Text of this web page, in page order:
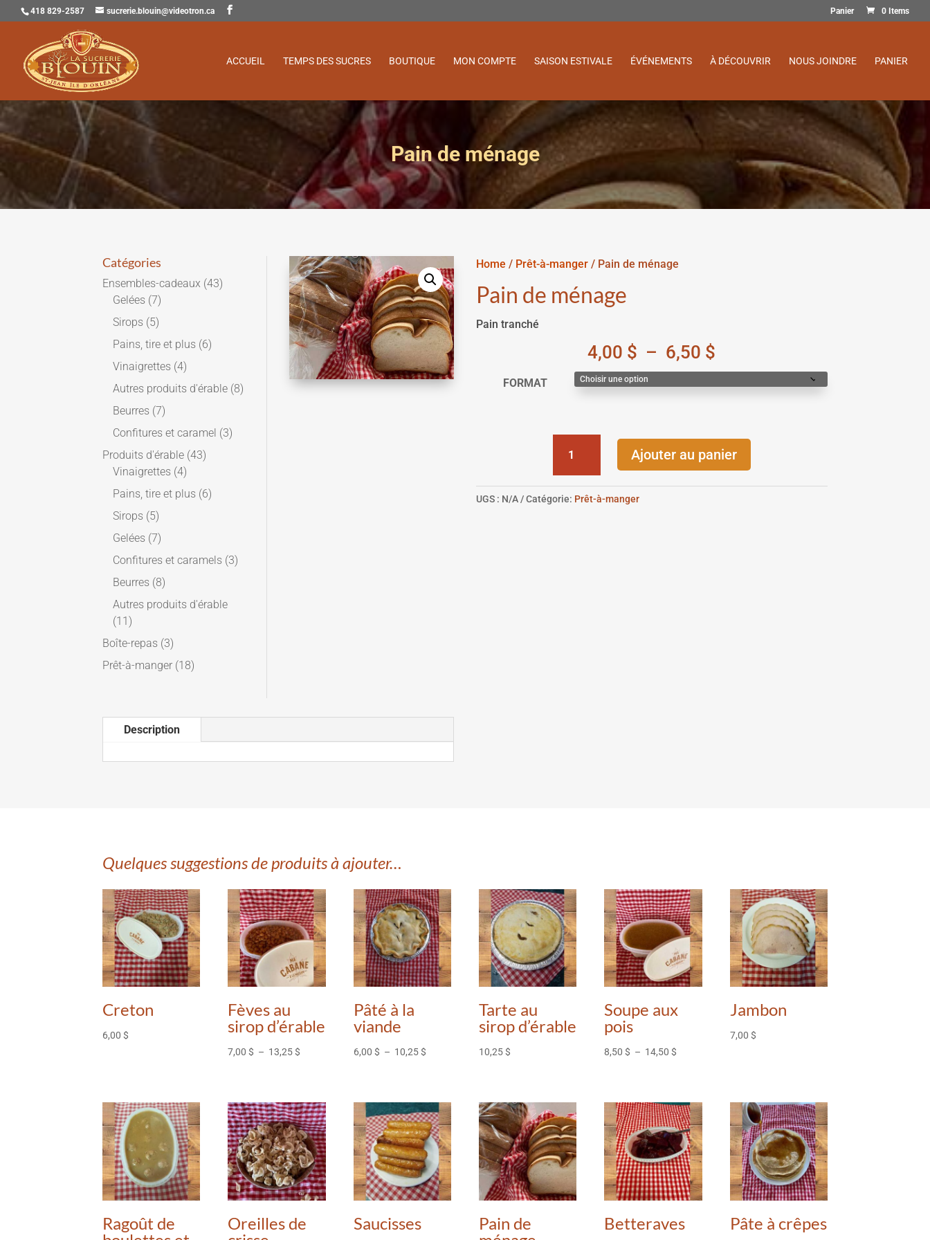
418 829-2587 sucrerie.blouin@videotron.ca Panier 0 Items
ACCUEIL TEMPS DES SUCRES BOUTIQUE MON COMPTE SAISON ESTIVALE ÉVÉNEMENTS À DÉCOUVRIR NOUS JOINDRE PANIER
Pain de ménage
Catégories
Ensembles-cadeaux (43)
Gelées (7)
Sirops (5)
Pains, tire et plus (6)
Vinaigrettes (4)
Autres produits d'érable (8)
Beurres (7)
Confitures et caramel (3)
Produits d'érable (43)
Vinaigrettes (4)
Pains, tire et plus (6)
Sirops (5)
Gelées (7)
Confitures et caramels (3)
Beurres (8)
Autres produits d'érable
(11)
Boîte-repas (3)
Prêt-à-manger (18)
Home / Prêt-à-manger/ Pain de ménage
Pain de ménage
Pain tranché
4,00 $ – 6,50 $
de
prix :
6,50 $
FORMAT
PAIN
Ajouter au panier
UGS : N/A Catégorie: Prêt-à-manger
Description
Quelques suggestions de produits à ajouter…
Creton
6,00 $
Fèves au
sirop d’érable
7,00$ – 13,25$
7,00 $
à
13,25 $
Pâté à la
viande
6,00 $ – 10,25$Plage
6,00 $
à
10,25 $
Tarte au
sirop d’érable
10,25$
Soupe aux
pois
8,50$ – 14,50$
8,50 $
à
14,50 $
Jambon
7,00 $
Ragoût de
Oreilles de
Saucisses
Pain de
Betteraves Pâte à crêpes